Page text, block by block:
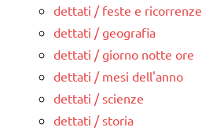
dettati / feste e ricorrenze
dettati / geografia
dettati / giorno notte ore
dettati / mesi dell'anno
dettati / scienze
dettati / storia